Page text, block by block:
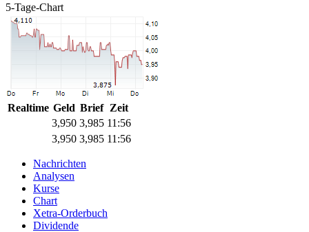
5-Tage-Chart
Realtime Geld Brief Zeit
3,950 3,985 11:56
3,950 3,985 11:56
Nachrichten
Analysen
Kurse
Chart
Xetra-Orderbuch
Dividende